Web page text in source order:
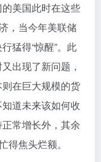
美国此时在这些
，当今年美联储
猛得“惊醒”。此
出现了新问题，
在巨大规模的货
道未来该如何收
常增长外，其余
得焦头烂额。